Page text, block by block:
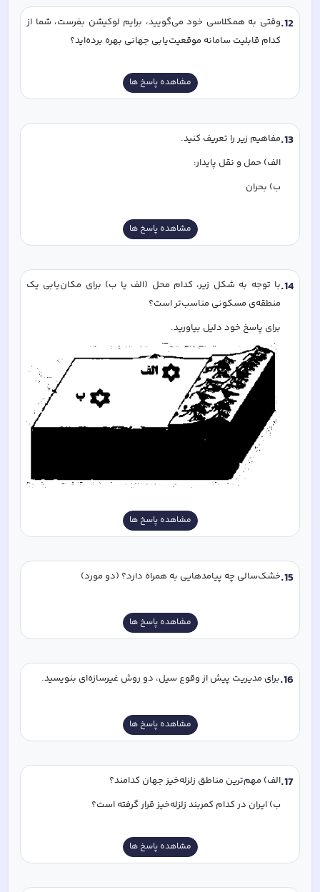
12
.
کدام قابلیت سامانه موقعیت‌یابی جهانی بهره برده‌اید؟
مشاهده پاسخ ها
13
.مفاهیم زیر را تعریف کنید.
الف) حمل و نقل پایدار:
ب) بحران
مشاهده پاسخ ها
14
.
منطقه‌ی مسکونی مناسب‌تر است؟
برای پاسخ خود دلیل بیاورید.
مشاهده پاسخ ها
15
.خشک‌سالی چه پیامدهایی به همراه دارد؟ (دو مورد)
مشاهده پاسخ ها
16
.برای مدیریت پیش از وقوع سیل، دو روش غیرسازه‌ای بنویسید.
مشاهده پاسخ ها
17
.الف) مهم‌ترین مناطق زلزله‌خیز جهان کدامند؟
ب) ایران در کدام کمربند زلزله‌خیز قرار گرفته است؟
مشاهده پاسخ ها